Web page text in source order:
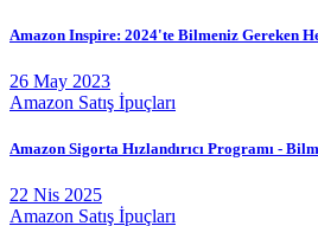
Amazon Inspire: 2024'te Bilmeniz Gereken
26 May 2023
Amazon Satış İpuçları
Amazon Sigorta Hızlandırıcı Programı -
22 Nis 2025
Amazon Satış İpuçları